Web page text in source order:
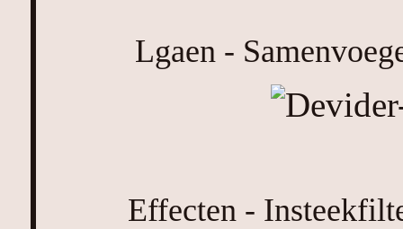
Lgaen -
Effecten -